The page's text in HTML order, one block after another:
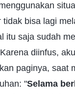
bisa lagi
itu saja sudah
diinfus,
paginya, saat
"Selama